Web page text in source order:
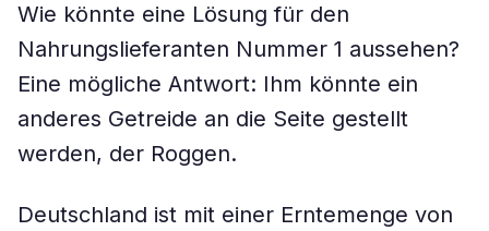
Wie könnte eine Lösung für den
Nahrungslieferanten Nummer 1 aussehen?
Eine mögliche Antwort: Ihm könnte ein
anderes Getreide an die Seite gestellt
werden, der Roggen.
Deutschland ist mit einer Erntemenge von